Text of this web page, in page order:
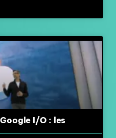
I/O : les